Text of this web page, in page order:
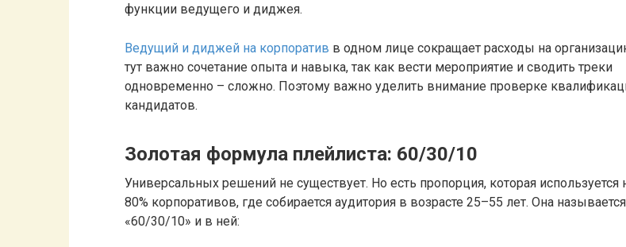
функции ведущего и диджея.
Ведущий и диджей на корпоратив в одном лице сокращает расходы на
тут важно сочетание опыта и навыка, так как вести мероприятие и сводить треки
одновременно – сложно. Поэтому важно уделить внимание проверке
кандидатов.
Золотая формула плейлиста: 60/30/10
Универсальных решений не существует. Но есть пропорция, которая используется
80% корпоративов, где собирается аудитория в возрасте 25–55 лет. Она называется
«60/30/10» и в ней: